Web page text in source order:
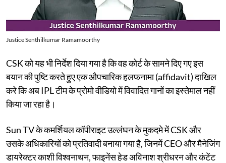
Justice Senthilkumar Ramamoorthy
CSK को यह भी निर्देश दिया गया है कि वह कोर्ट के सामने दिए गए इस
बयान की पुष्टि करते हुए एक औपचारिक हलफनामा (affidavit) दाखिल
करे कि अब IPL टीम के प्रोमो वीडियो में विवादित गानों का इस्तेमाल नहीं
किया जा रहा है।
Sun TV के कमर्शियल कॉपीराइट उल्लंघन के मुकदमे में CSK और
उसके अधिकारियों को प्रतिवादी बनाया गया है, जिनमें CEO और मैनेजिंग
डायरेक्टर काशी विश्वनाथन, फाइनेंस हेड अविनाश श्रीधरन और कंटेंट